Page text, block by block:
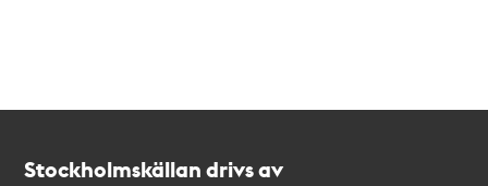
Stockholmskällan drivs av